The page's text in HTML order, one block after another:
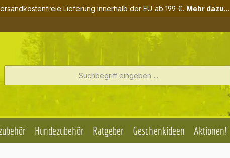
Lieferung innerhalb der EU ab 199 €. Mehr dazu...
Hundezubehör Ratgeber Geschenkideen Aktionen!